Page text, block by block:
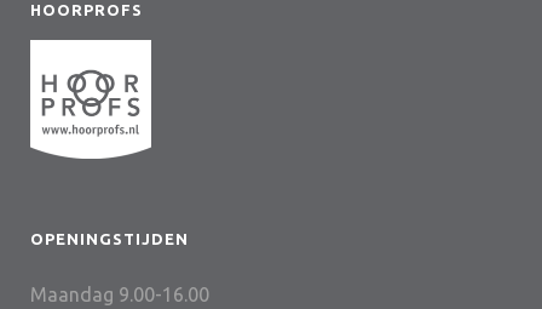
HOORPROFS
OPENINGSTIJDEN
Maandag 9.00-16.00